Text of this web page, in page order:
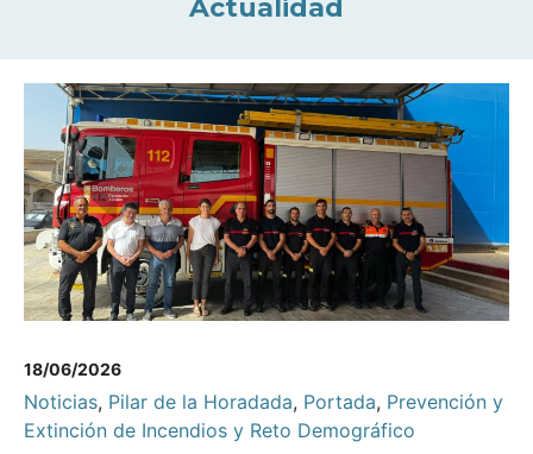
Actualidad
18/06/2026
Noticias, Pilar de la Horadada, Portada, Prevención y
Extinción de Incendios y Reto Demográfico